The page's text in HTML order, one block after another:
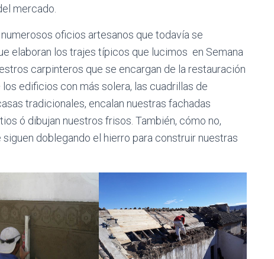
mercado.
oficios artesanos que todavía se
elaboran los trajes típicos que lucimos en Semana
carpinteros que se encargan de la restauración
edificios con más solera, las cuadrillas de
tradicionales, encalan nuestras fachadas
ó dibujan nuestros frisos. También, cómo no,
doblegando el hierro para construir nuestras